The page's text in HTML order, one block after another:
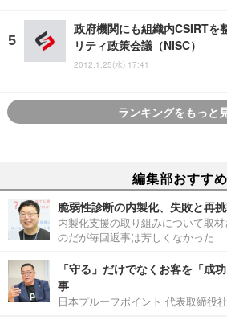
政府機関にも組織内CSIRTを
リティ政策会議（NISC）
2012.1.25(水) 17:41
ランキングをもっと
編集部おすすめ
脆弱性診断の内製化、失敗と再
内製化支援の取り組みについて取
のだが毎回返事は芳しくなかった
「守る」だけでなくお客を「成
事
日本プルーフポイント 代表取締役